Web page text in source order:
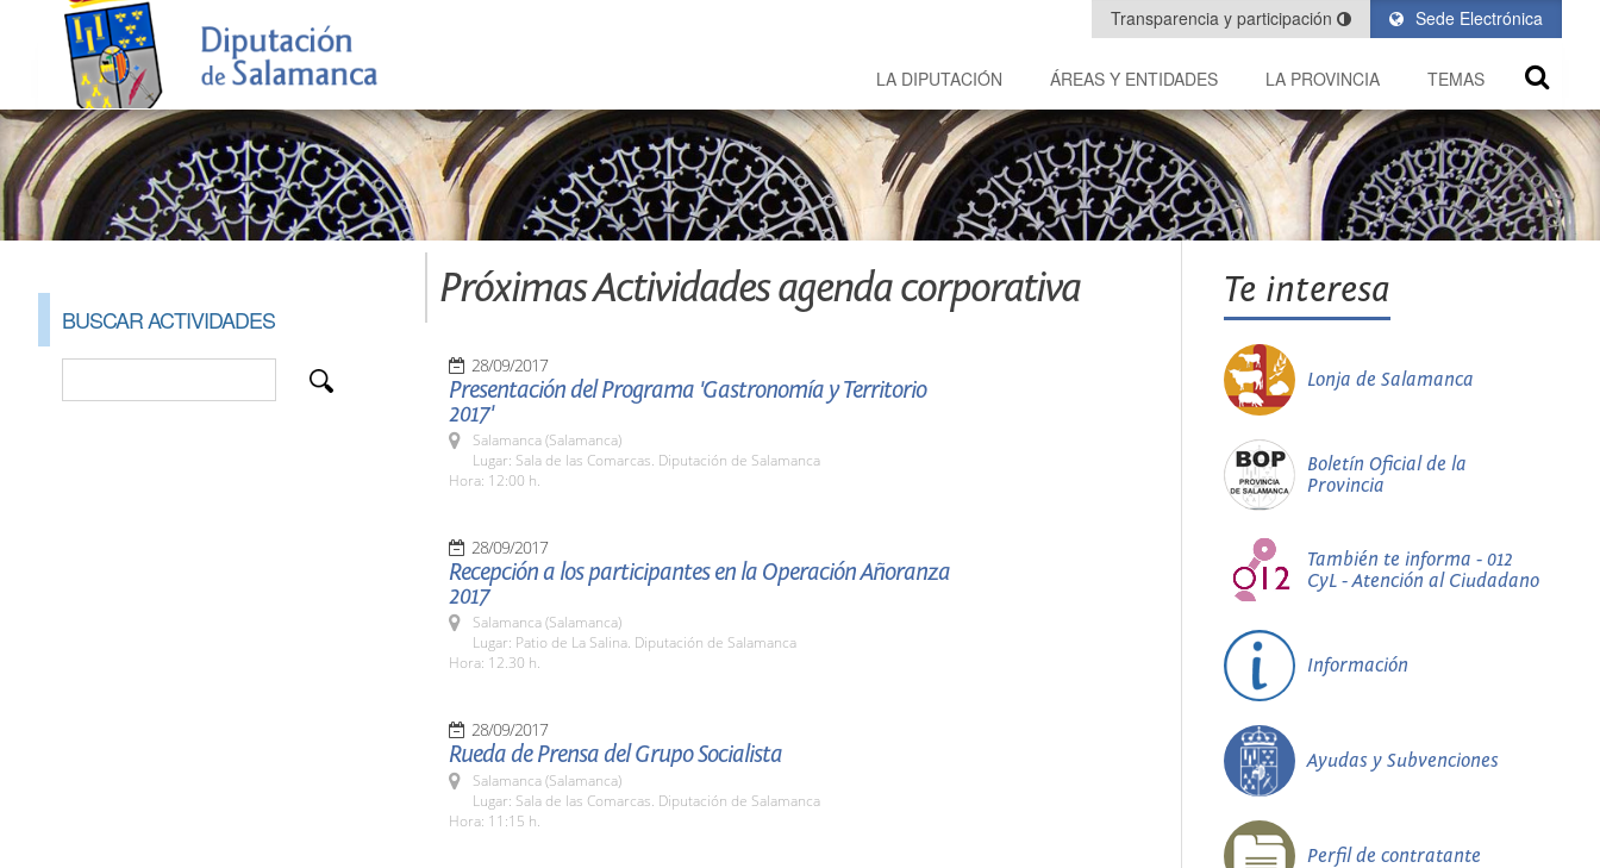
Sede Electrónica
Transparencia y participación
LA DIPUTACIÓN ÁREAS Y ENTIDADES LA PROVINCIA TEMAS
BUSCAR ACTIVIDADES
Próximas Actividades agenda corporativa
28/09/2017
Presentación del Programa 'Gastronomía y Territorio
2017'
Salamanca (Salamanca)
Lugar: Sala de las Comarcas. Diputación de Salamanca
Hora: 12:00 h.
28/09/2017
Recepción a los participantes en la Operación Añoranza
2017
Salamanca (Salamanca)
Lugar: Patio de La Salina. Diputación de Salamanca
Hora: 12.30 h.
28/09/2017
Rueda de Prensa del Grupo Socialista
Salamanca (Salamanca)
Lugar: Sala de las Comarcas. Diputación de Salamanca
Hora: 11:15 h.
Te interesa
Lonja de Salamanca
Boletín Oficial de la
Provincia
También te informa - 012
CyL - Atención al Ciudadano
Información
Ayudas y Subvenciones
Perfil de contratante